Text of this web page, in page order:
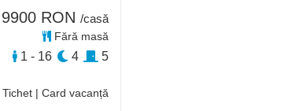
Tichet | Card vacanță
9900 RON /casă
Fără masă
1 - 16 4 5